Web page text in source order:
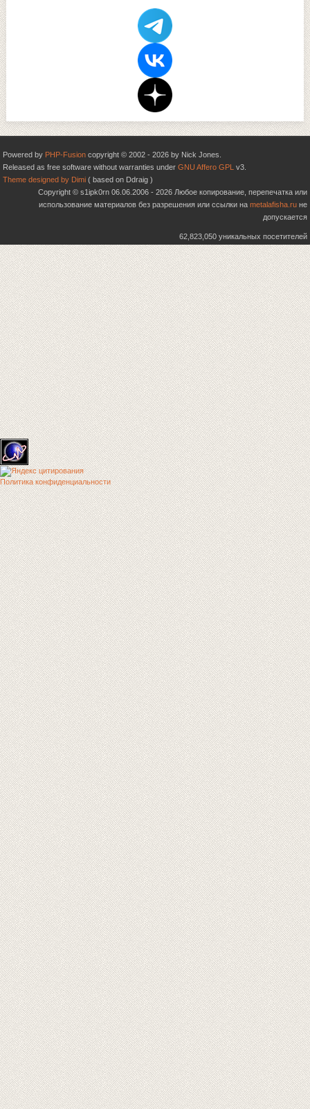
Powered by PHP-Fusion copyright © 2002 - 2026 by Nick Jones.
Released as free software without warranties under GNU Affero GPL v3.
Theme designed by Dimi ( based on Ddraig )
Copyright © s1ipk0rn 06.06.2006 - 2026 Любое копирование, перепечатка или
использование материалов без разрешения или ссылки на metalafisha.ru не
допускается
62,823,050 уникальных посетителей
Политика конфиденциальности